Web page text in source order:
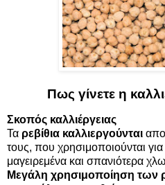
Πως γίνετε η
Σκοπός καλλιέργειας
Τα ρεβίθια καλλιεργούνται
τους, που χρησιμοποιούνται
μαγειρεμένα και σπανιότερα
Μεγάλη χρησιμοποίηση των